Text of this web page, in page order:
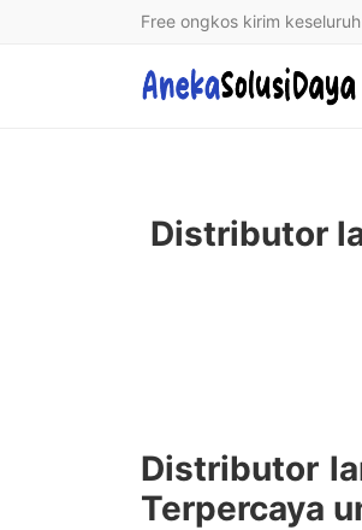
Free ongkos kirim
Distributor
Distributor
Terpercaya